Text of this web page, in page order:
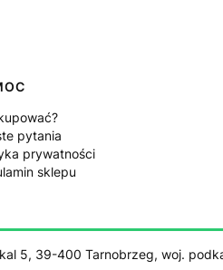
pytania
prywatności
sklepu
5, 39-400 Tarnobrzeg, woj.